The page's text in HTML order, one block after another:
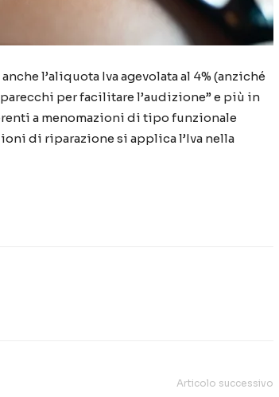
l’aliquota Iva agevolata al 4% (anziché
per facilitare l’audizione” e più in
a menomazioni di tipo funzionale
di riparazione si applica l’Iva nella
Articolo successivo